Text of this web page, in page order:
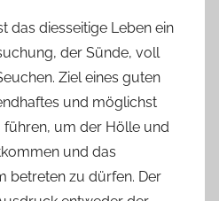
das diesseitige Leben ein
der Sünde, voll
Ziel eines guten
und möglichst
führen, um der Hölle und
und das
betreten zu dürfen. Der